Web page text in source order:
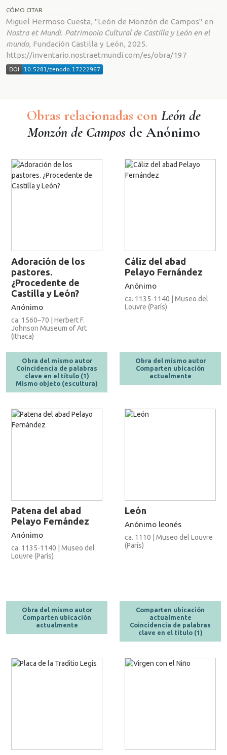
CÓMO CITAR
Miguel Hermoso Cuesta, "León de Monzón de Campos" en
Nostra et Mundi. Patrimonio Cultural de Castilla y León en el
mundo, Fundación Castilla y León, 2025.
https://inventario.nostraetmundi.com/es/obra/197
Obras relacionadas con León de
Monzón de Camposde Anónimo
Adoración de los
pastores.
¿Procedente de
Castilla y León?
Anónimo
ca. 1560–70 | Herbert F.
Johnson Museum of Art
(Ithaca)
Obra del mismo autor
Coincidencia de palabras
clave en el título (1)
Mismo objeto (escultura)
Cáliz del abad
Pelayo Fernández
Anónimo
ca. 1135-1140 | Museo del
Louvre (París)
Obra del mismo autor
Comparten ubicación
actualmente
Patena del abad
Pelayo Fernández
Anónimo
ca. 1135-1140 | Museo del
Louvre (París)
Obra del mismo autor
Comparten ubicación
actualmente
León
Anónimo leonés
ca. 1110 | Museo del Louvre
(París)
Comparten ubicación
actualmente
Coincidencia de palabras
clave en el título (1)